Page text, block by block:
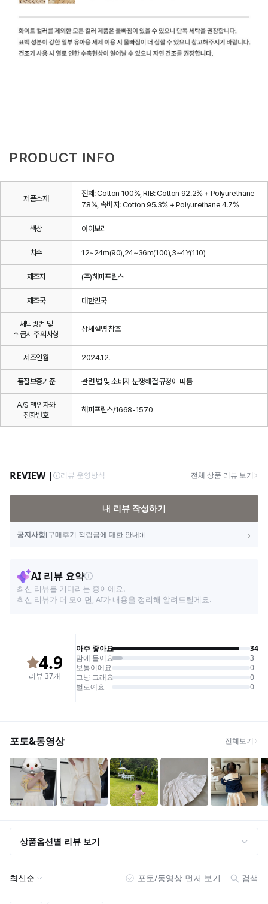
PRODUCT INFO
제품소재
전체: Cotton 100%, RIB: Cotton 92.2% + Polyurethane
7.8%, 속바지: Cotton 95.3% + Polyurethane 4.7%
색상 아이보리
치수 12~24m(90),24~36m(100),3~4Y(110)
제조자 (주)해피프린스
제조국 대한민국
세탁방법 및
취급시 주의사항
상세설명 참조
제조연월 2024.12.
품질보증기준 관련 법 및 소비자 분쟁해결 규정에 따름
A/S 책임자와
전화번호
해피프린스/1668-1570